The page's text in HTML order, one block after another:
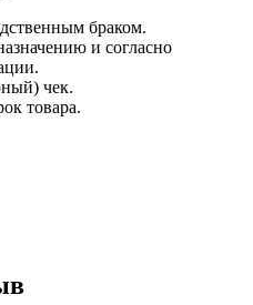
браком.
и согласно
чек.
товара.